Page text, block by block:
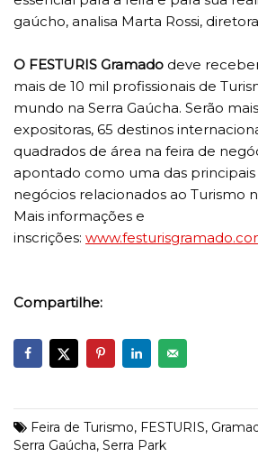
gaúcho, analisa Marta Rossi,
O FESTURIS Gramado deve
mais de 10 mil profissionais de
mundo na Serra Gaúcha. Serão
expositoras, 65 destinos
quadrados de área na feira de
apontado como uma das
negócios relacionados ao Turismo
Mais informações e
inscrições:
Compartilhe:
Feira de Turismo, FESTURIS,
Serra Gaúcha, Serra Park